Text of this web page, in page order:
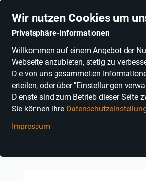
Wir nutzen Cookies um
Privatsphäre-Informationen
Willkommen auf einem Angebot der
Webseite anzubieten, stetig zu
Die von uns gesammelten
erteilen, oder über "Einstellungen
Dienste sind zum Betrieb dieser Seite
Sie können Ihre
Impressum
PRODUKTKATEGORIEN